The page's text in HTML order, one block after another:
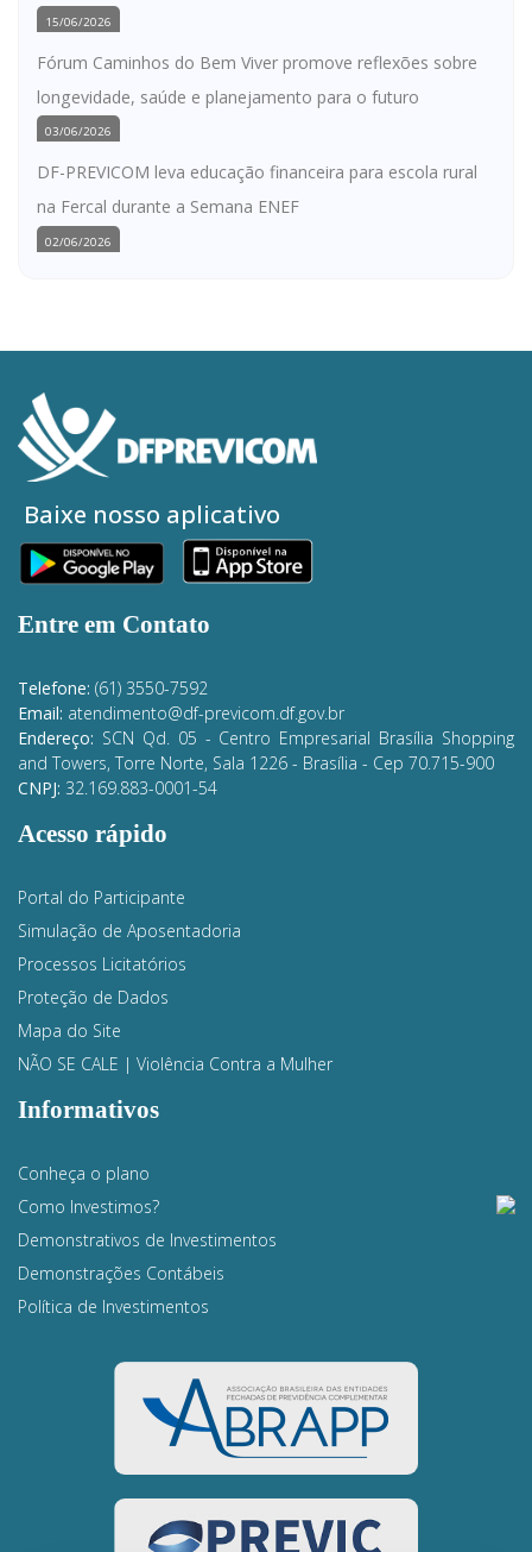
15/06/2026
Fórum Caminhos do Bem Viver promove reflexões sobre
longevidade, saúde e planejamento para o futuro
03/06/2026
DF-PREVICOM leva educação financeira para escola rural
na Fercal durante a Semana ENEF
02/06/2026
Baixe nosso aplicativo
Entre em Contato
Telefone: (61) 3550-7592
Email: atendimento@df-previcom.df.gov.br
Endereço: SCN Qd. 05 - Centro Empresarial Brasília Shopping
and Towers, Torre Norte, Sala 1226 - Brasília - Cep 70.715-900
CNPJ: 32.169.883-0001-54
Acesso rápido
Portal do Participante
Simulação de Aposentadoria
Processos Licitatórios
Proteção de Dados
Mapa do Site
NÃO SE CALE | Violência Contra a Mulher
Informativos
Conheça o plano
Como Investimos?
Demonstrativos de Investimentos
Demonstrações Contábeis
Política de Investimentos